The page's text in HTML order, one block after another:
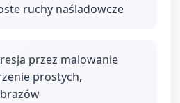
ruchy naśladowcze
przez malowanie
prostych,